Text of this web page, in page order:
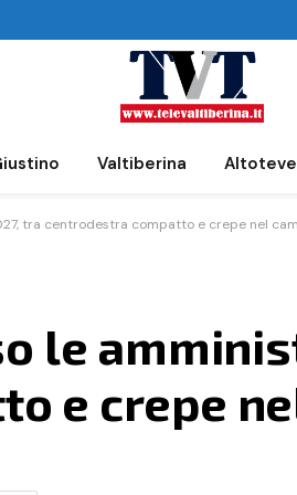
Valtiberina
tra centrodestra compatto e crepe nel
le
e crepe